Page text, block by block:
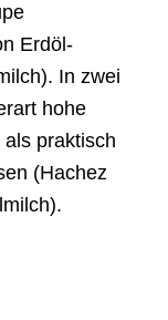
Erdöl-
In zwei
hohe
praktisch
(Hachez